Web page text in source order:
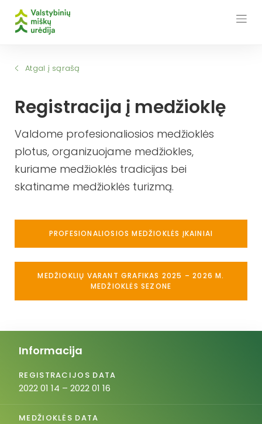
Atgal į sąrašą
Registracija į medžioklę
Valdome profesionaliosios medžioklės
plotus, organizuojame medžiokles,
kuriame medžioklės tradicijas bei
skatiname medžioklės turizmą.
PROFESIONALIOSIOS MEDŽIOKLĖS ĮKAINIAI
MEDŽIOKLIŲ VARANT GRAFIKAS 2025 – 2026 M.
MEDŽIOKLĖS SEZONE
Informacija
REGISTRACIJOS DATA
2022 01 14 – 2022 01 16
MEDŽIOKLĖS DATA